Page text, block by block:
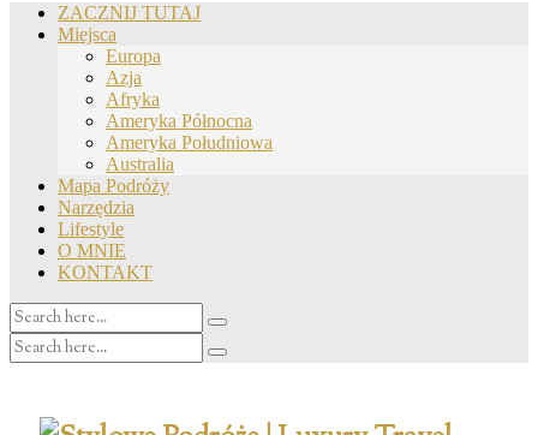
ZACZNIJ TUTAJ
Miejsca
Europa
Azja
Afryka
Ameryka Północna
Ameryka Południowa
Australia
Mapa Podróży
Narzędzia
Lifestyle
O MNIE
KONTAKT